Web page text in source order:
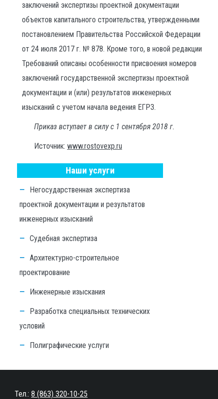
заключений экспертизы проектной документации
объектов капитального строительства, утвержденными
постановлением Правительства Российской Федерации
от 24 июля 2017 г. № 878. Кроме того, в новой редакции
Требований описаны особенности присвоения номеров
заключений государственной экспертизы проектной
документации и (или) результатов инженерных
изысканий с учетом начала ведения ЕГРЗ.
Приказ вступает в силу с 1 сентября 2018 г.
Источник: www.rostovexp.ru
Наши услуги
Негосударственная экспертиза
проектной документации и результатов
инженерных изысканий
Судебная экспертиза
Архитектурно-строительное
проектирование
Инженерные изыскания
Разработка специальных технических
условий
Полиграфические услуги
Тел.: 8 (863) 320-10-25